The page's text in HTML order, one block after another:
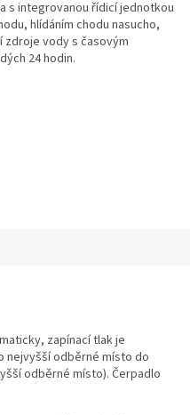
s integrovanou řídicí jednotkou
hlídáním chodu nasucho,
vody s časovým
24 hodin.
zapínací tlak je
nejvyšší odběrné místo do
odběrné místo). Čerpadlo